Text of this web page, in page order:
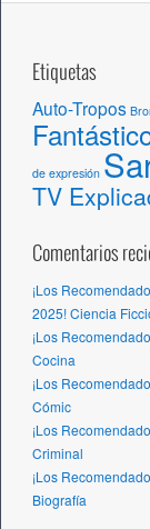
Etiquetas
Auto-Tropos
de expresión
TV
Comentarios
¡Los
2025! Ciencia
¡Los
Cocina
¡Los
Cómic
¡Los
Criminal
¡Los
Biografía